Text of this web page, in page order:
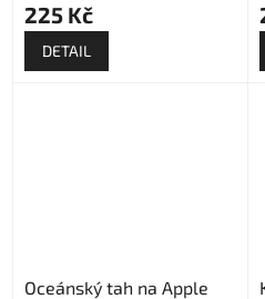
225 Kč
DETAIL
Oceánský tah na Apple